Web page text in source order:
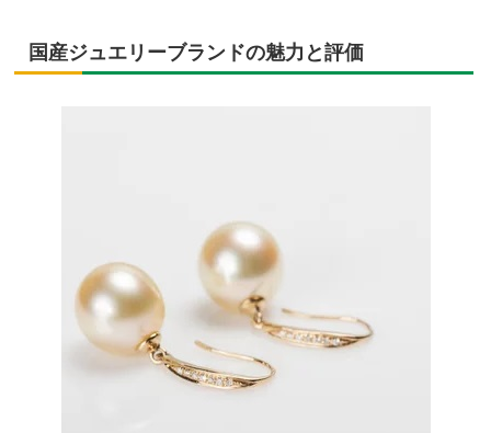
国産ジュエリーブランドの魅力と評価